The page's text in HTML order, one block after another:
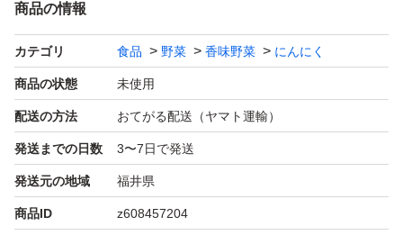
1日に2～3片を目安に皮を剥いてお召し上がりください。
【注意点】
◯大きさ・形も大小異なり、作成時に外皮が破れたりして
ます。市販されてます綺麗な商品とは異なりますが安心し
てお召し上がりいただけます！
商品の情報
カテゴリ 食品 野菜 香味野菜 にんにく
商品の状態 未使用
配送の方法 おてがる配送（ヤマト運輸）
発送までの日数 3〜7日で発送
発送元の地域 福井県
商品ID z608457204